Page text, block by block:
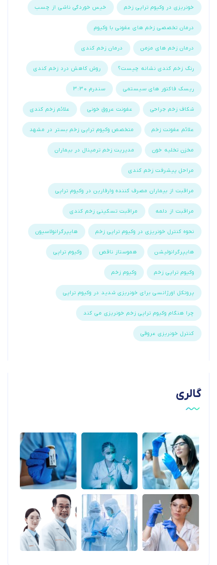
خونریزی در وکیوم تراپی زخم خیس خوردگی ناشی از چسب
درمان تخصصی زخم های عفونی با وکیوم
درمان زخم های مزمن درمان زخم کندی
رنگ زخم کندی نشانه چیست؟ روش کاهش درد زخم کندی
ریسک فاکتور های سیستمی سندرم 3:30
شکاف زخم جراحی عفونت عروق خونی علائم زخم کندی
علائم عفونت زخم متخصص وکیوم تراپی زخم بستر در مشهد
مخزن تخلیه خون مدیریت زخم ترمینال در بیماران
مراحل پیشرفت زخم کندی
مراقبت از بیماران مصرف کننده وارفارین در وکیوم تراپی
مراقبت از دلمه مراقبت تسکینی زخم کندی
نحوه کنترل خونریزی در وکیوم تراپی زخم هایپرگرانولاسیون
هایپرگرانولیشن هموستاز ناقص وکیوم تراپی
وکیوم تراپی زخم وکیوم زخم
پروتکل اورژانسی برای خونریزی شدید در وکیوم تراپی
چرا هنگام وکیوم تراپی زخم خونریزی می کند
کنترل خونریزی عروقی
گالری